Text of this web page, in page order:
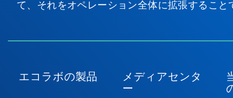
て、それをオペレーション全体に拡張するこ
エコラボの製品
メディアセンタ
ー